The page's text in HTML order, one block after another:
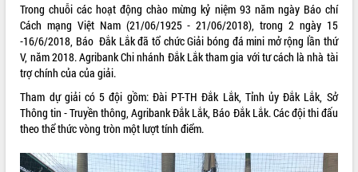
SỞ, BAN, NGÀNH
UBND CÁC XÃ, PHƯỜNG
THÔNG TIN CHỈ ĐẠO ĐIỀU HÀNH
HỆ THỐNG VĂN BẢN
VĂN BẢN HĐND TỈNH
Trong chuỗi các hoạt động chào mừng kỷ niệm 93 năm ngày Báo chí
Cách mạng Việt Nam (21/06/1925 - 21/06/2018), trong 2 ngày 15
-16/6/2018, Báo Đắk Lắk đã tổ chức Giải bóng đá mini mở rộng lần thứ
V, năm 2018. Agribank Chi nhánh Đắk Lắk tham gia với tư cách là nhà tài
trợ chính của của giải.
Tham dự giải có 5 đội gồm: Đài PT-TH Đắk Lắk, Tỉnh ủy Đắk Lắk, Sở
Thông tin - Truyền thông, Agribank Đắk Lắk, Báo Đắk Lắk. Các đội thi đấu
theo thể thức vòng tròn một lượt tính điểm.